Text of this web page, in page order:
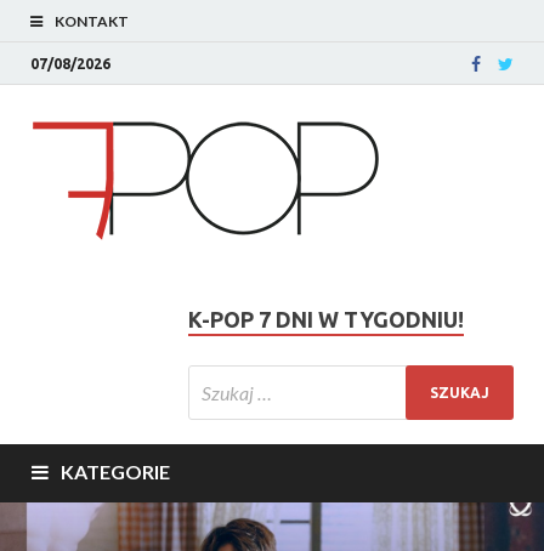
KONTAKT
07/08/2026
K-POP 7 DNI W TYGODNIU!
KATEGORIE